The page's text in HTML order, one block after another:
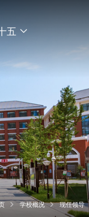
五
学校概况 现任领导